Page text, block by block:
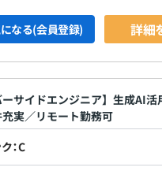
件上長による2者評価体制
1度、1対1での面談を行っ
りと反映ができています◎
目標に対してどうアプロ
も評価しています。
なる(会員登録) 詳細
サイドエンジニア】生成AI活
実／リモート勤務可
：C